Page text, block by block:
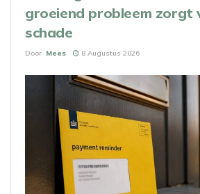
groeiend probleem zorgt
schade
Door Mees 8 Augustus 2026